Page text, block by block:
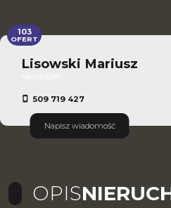
Lisowski Mariusz
509 719 427
Napisz wiadomość
103
OFERT
OPIS